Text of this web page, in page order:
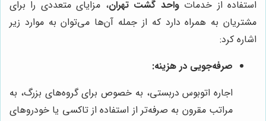
استفاده از خدماتواحد گشت تهران، مزایای متعددی را برای
مشتریان به همراه دارد که از جمله آن‌ها می‌توان به موارد زیر
اشاره کرد:
صرفه‌جویی در هزینه:
اجاره اتوبوس دربستی، به خصوص برای گروه‌های بزرگ، به
مراتب مقرون به صرفه‌تر از استفاده از تاکسی یا خودروهای